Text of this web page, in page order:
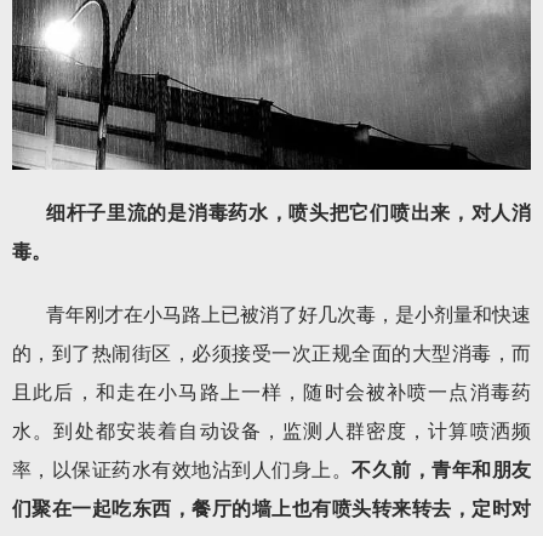
细杆子里流的是消毒药水，喷头把它们喷出来，对人消
毒。
青年刚才在小马路上已被消了好几次毒，是小剂量和快速
的，到了热闹街区，必须接受一次正规全面的大型消毒，而
且此后，和走在小马路上一样，随时会被补喷一点消毒药
水。到处都安装着自动设备，监测人群密度，计算喷洒频
率，以保证药水有效地沾到人们身上。不久前，青年和朋友
们聚在一起吃东西，餐厅的墙上也有喷头转来转去，定时对